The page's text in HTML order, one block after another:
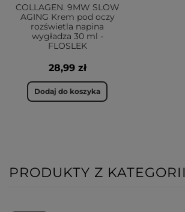
COLLAGEN. 9MW SLOW
AGING Krem pod oczy
rozświetla napina
wygładza 30 ml -
FLOSLEK
28,99 zł
Dodaj do koszyka
PRODUKTY Z KATEGORII